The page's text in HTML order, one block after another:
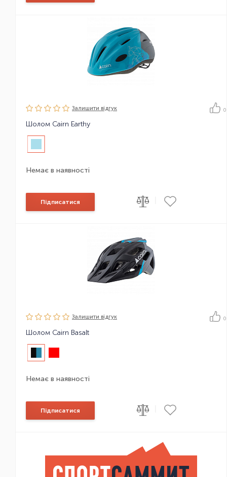
Залишити вiдгук 0
Шолом Cairn Earthy
Немає в наявності
Підписатися
Залишити вiдгук 0
Шолом Cairn Basalt
Немає в наявності
Підписатися